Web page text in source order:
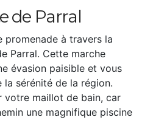
de Parral
promenade à travers la
Parral. Cette marche
évasion paisible et vous
sérénité de la région.
votre maillot de bain, car
une magnifique piscine